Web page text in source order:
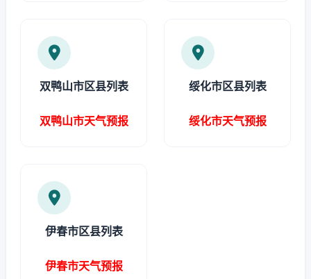
双鸭山市区县列表
双鸭山市天气预报
绥化市区县列表
绥化市天气预报
伊春市区县列表
伊春市天气预报